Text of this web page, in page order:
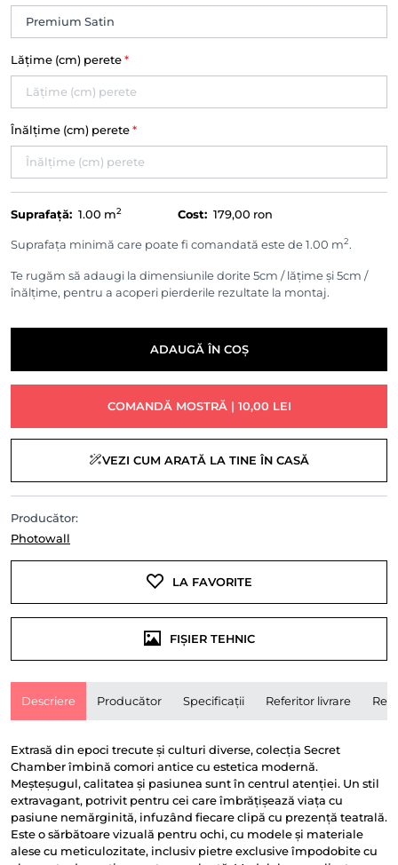
Lățime (cm) perete *
Înălțime (cm) perete *
Suprafață: 1.00 m2 Cost: 179,00 ron
Suprafața minimă care poate fi comandată este de 1.00 m2.
Te rugăm să adaugi la dimensiunile dorite 5cm / lățime și 5cm /
înălțime, pentru a acoperi pierderile rezultate la montaj.
ADAUGĂ ÎN COȘ
COMANDĂ MOSTRĂ | 10,00 LEI
VEZI CUM ARATĂ LA TINE ÎN CASĂ
Producător:
Photowall
LA FAVORITE
FIȘIER TEHNIC
Descriere Producător Specificații Referitor livrare
Extrasă din epoci trecute și culturi diverse, colecția Secret
Chamber îmbină comori antice cu estetica modernă.
Meșteșugul, calitatea și pasiunea sunt în centrul atenției. Un stil
extravagant, potrivit pentru cei care îmbrățișează viața cu
pasiune nemărginită, infuzând fiecare clipă cu prezență teatrală.
Este o sărbătoare vizuală pentru ochi, cu modele și materiale
alese cu meticulozitate, inclusiv pietre exclusive împodobite cu